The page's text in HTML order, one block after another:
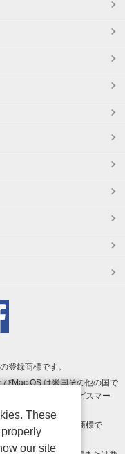
登録商標です。
Mac OS は米国その他の国で
は Apple Inc. のサービスマー
は Google LLC の商標で
These
our site